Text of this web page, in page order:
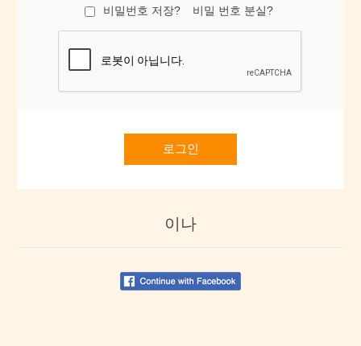
비밀번호 저장? 비밀 번호 분실?
로그인
이나